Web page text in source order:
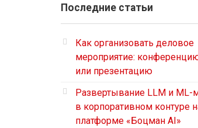
Последние статьи
Как организовать деловое
мероприятие:
или презентацию
Развертывание LLM и ML-
в корпоративном контуре
платформе «Боцман AI»